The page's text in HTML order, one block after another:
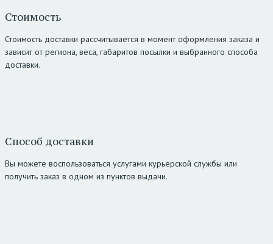
Стоимость
Стоимость доставки рассчитывается в момент оформления заказа и
зависит от региона, веса, габаритов посылки и выбранного способа
доставки.
Способ доставки
Вы можете воспользоваться услугами курьерской службы или
получить заказ в одном из пунктов выдачи.